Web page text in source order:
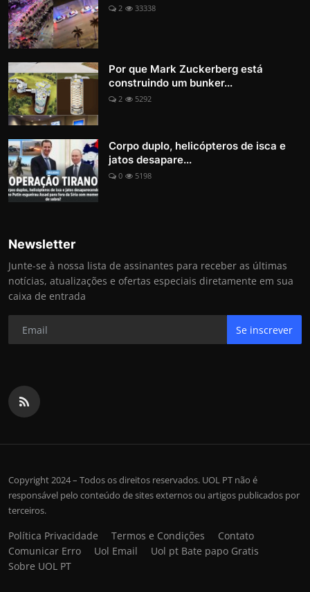
2 33338
Por que Mark Zuckerberg está
construindo um bunker...
2 5292
Corpo duplo, helicópteros de isca e
jatos desapare...
0 5198
Newsletter
Junte-se à nossa lista de assinantes para receber as últimas
notícias, atualizações e ofertas especiais diretamente em sua
caixa de entrada
Se inscrever
Copyright 2024 – Todos os direitos reservados. UOL PT não é
responsável pelo conteúdo de sites externos ou artigos publicados por
terceiros.
Política Privacidade Termos e Condições
Contato
Comunicar Erro
Uol Email
Uol pt Bate papo Gratis
Sobre UOL PT